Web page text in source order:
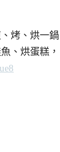
烤、烘一鍋
、烘蛋糕，